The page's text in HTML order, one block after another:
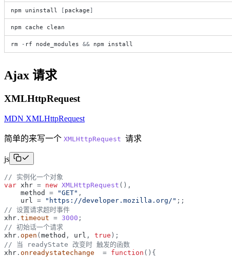
npm uninstall [ package]
npm cache clean
rm - rf node_modules && npm install
Ajax 请求
XMLHttpRequest
MDN XMLHttpRequest
简单的来写一个 XMLHttpRequest 请求
js
// 实例化一个对象
var xhr = new XMLHttpRequest ( ) ,
method
= "GET" ,
url
= " https://developer.mozilla.org/ " ; ;
// 设置请求超时事件
xhr . timeout = 3000 ;
// 初始话一个请求
xhr . open (method , url , true ) ;
// 当 readyState 改变时 触发的函数
xhr . onreadystatechange = function ( ) {